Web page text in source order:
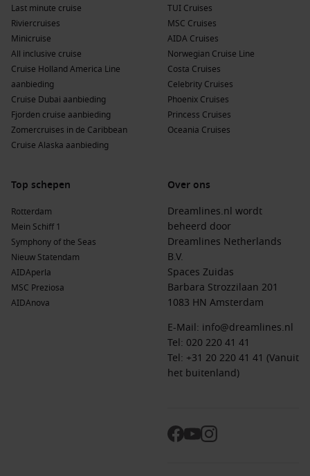
Last minute cruise
Riviercruises
Minicruise
All inclusive cruise
Cruise Holland America Line
aanbieding
Cruise Dubai aanbieding
Fjorden cruise aanbieding
Zomercruises in de Caribbean
Cruise Alaska aanbieding
TUI Cruises
MSC Cruises
AIDA Cruises
Norwegian Cruise Line
Costa Cruises
Celebrity Cruises
Phoenix Cruises
Princess Cruises
Oceania Cruises
Top schepen
Rotterdam
Mein Schiff 1
Symphony of the Seas
Nieuw Statendam
AIDAperla
MSC Preziosa
AIDAnova
Over ons
Dreamlines.nl wordt
beheerd door
Dreamlines Netherlands
B.V.
Spaces Zuidas
Barbara Strozzilaan 201
1083 HN Amsterdam
E-Mail: info@dreamlines.nl
Tel: 020 220 41 41
Tel: +31 20 220 41 41 (Vanuit
het buitenland)